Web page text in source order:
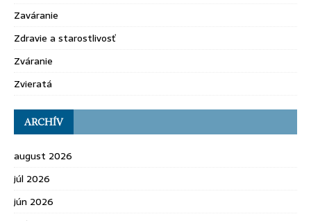
Zaváranie
Zdravie a starostlivosť
Zváranie
Zvieratá
ARCHÍV
august 2026
júl 2026
jún 2026